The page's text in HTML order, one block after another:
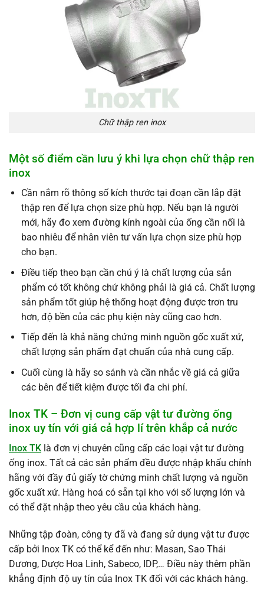
Chữ thập ren inox
Một số điểm cần lưu ý khi lựa chọn chữ thập ren
inox
Cần nắm rõ thông số kích thước tại đoạn cần lắp đặt
thập ren để lựa chọn size phù hợp. Nếu bạn là người
mới, hãy đo xem đường kính ngoài của ống cần nối là
bao nhiêu để nhân viên tư vấn lựa chọn size phù hợp
cho bạn.
Điều tiếp theo bạn cần chú ý là chất lượng của sản
phẩm có tốt không chứ không phải là giá cả. Chất lượng
sản phẩm tốt giúp hệ thống hoạt động được trơn tru
hơn, độ bền của các phụ kiện này cũng cao hơn.
Tiếp đến là khả năng chứng minh nguồn gốc xuất xứ,
chất lượng sản phẩm đạt chuẩn của nhà cung cấp.
Cuối cùng là hãy so sánh và cần nhắc về giá cả giữa
các bên để tiết kiệm được tối đa chi phí.
Inox TK – Đơn vị cung cấp vật tư đường ống
inox uy tín với giá cả hợp lí trên khắp cả nước
Inox TK là đơn vị chuyên cũng cấp các loại vật tư đường
ống inox. Tất cả các sản phẩm đều được nhập khẩu chính
hãng với đầy đủ giấy tờ chứng minh chất lượng và nguồn
gốc xuất xứ. Hàng hoá có sẵn tại kho với số lượng lớn và
có thể đặt nhập theo yêu cầu của khách hàng.
Những tập đoàn, công ty đã và đang sử dụng vật tư được
cấp bởi Inox TK có thể kể đến như: Masan, Sao Thái
Dương, Dược Hoa Linh, Sabeco, IDP,… Điều này thêm phần
khẳng định độ uy tín của Inox TK đối với các khách hàng.